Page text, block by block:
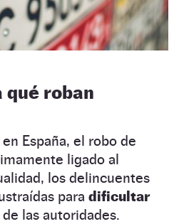
qué roban
España, el robo de
ligado al
los delincuentes
para dificultar
de las autoridades.